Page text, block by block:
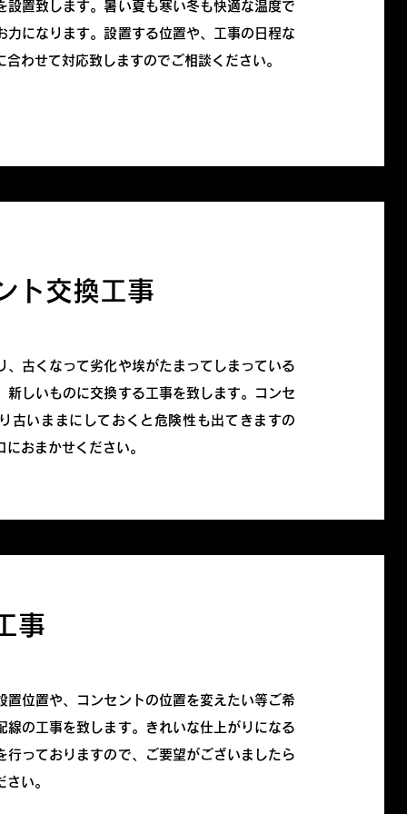
設置致します。暑い夏も寒い冬も快適な温度で
力になります。設置する位置や、工事の日程な
合わせて対応致しますのでご相談ください。
ト交換工事
、古くなって劣化や埃がたまってしまっている
新しいものに交換する工事を致します。コンセ
古いままにしておくと危険性も出てきますの
おまかせください。
事
置位置や、コンセントの位置を変えたい等ご希
線の工事を致します。きれいな仕上がりになる
行っておりますので、ご要望がございましたら
い。